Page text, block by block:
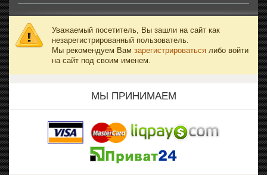
Уважаемый посетитель, Вы зашли на сайт как
незарегистрированный пользователь.
Мы рекомендуем Вам зарегистрироваться либо войти
на сайт под своим именем.
МЫ ПРИНИМАЕМ